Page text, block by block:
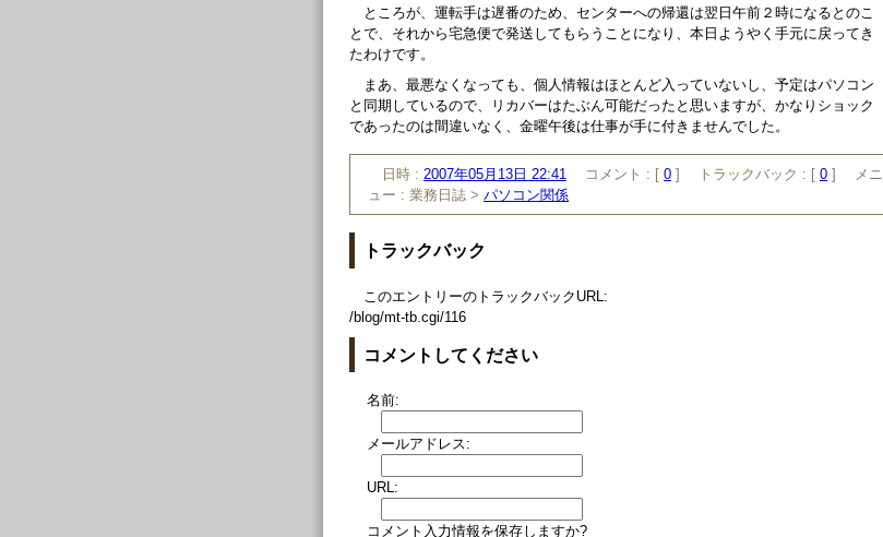
ところが、運転手は遅番のため、センターへの帰還は翌日午前２時になるとのこ
とで、それから宅急便で発送してもらうことになり、本日ようやく手元に戻ってき
たわけです。
まあ、最悪なくなっても、個人情報はほとんど入っていないし、予定はパソコン
と同期しているので、リカバーはたぶん可能だったと思いますが、かなりショック
であったのは間違いなく、金曜午後は仕事が手に付きませんでした。
日時 : 2007年05月13日 22:41 コメント : [ 0 ] トラックバック : [ 0 ]
メニ
ュー : 業務日誌 > パソコン関係
トラックバック
このエントリーのトラックバックURL:
/blog/mt-tb.cgi/116
コメントしてください
名前:
メールアドレス:
URL:
コメント入力情報を保存しますか?